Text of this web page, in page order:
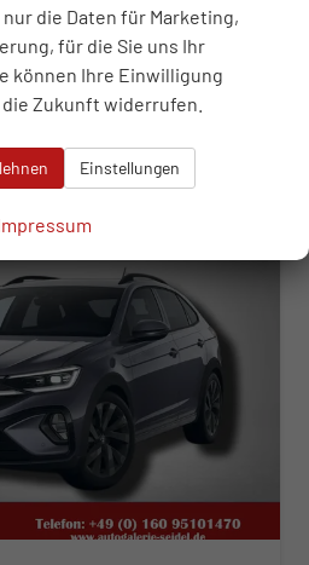
WhatsApp anfragen
Wir rufen Sie anFahrzeugexposé (PDF)
Fahrzeug parken
6,00 l/100km
g/km
die Daten für Marketing,
für die Sie uns Ihr
können Ihre Einwilligung
Zukunft widerrufen.
Einstellungen